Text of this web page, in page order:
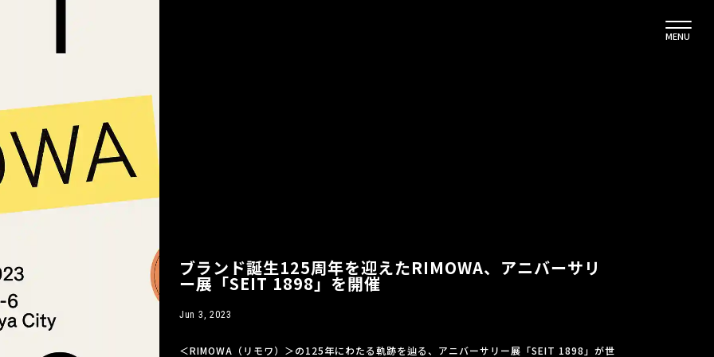
MENU
ブランド誕生125周年を迎えたRIMOWA、アニバーサリ
ー展「SEIT 1898」を開催
Jun 3, 2023
＜RIMOWA（リモワ）＞の125年にわたる軌跡を辿る、アニバーサリー展「SEIT 1898」が世